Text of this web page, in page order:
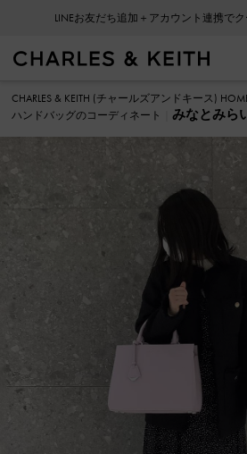
LINEお友だち追加＋アカウント連携で
CHARLES & KEITH (チャールズアンドキース)
ハンドバッグのコーディネート
みなとみら